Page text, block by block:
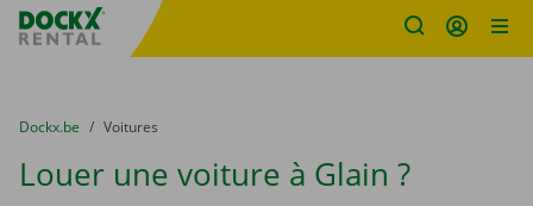
sitename
You are here:
du
Dockx.be to
Voitures
Louer une voiture à Glain ?